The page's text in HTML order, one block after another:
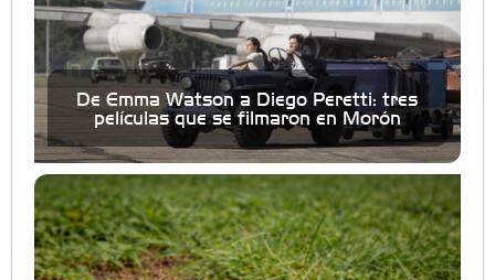
De Emma Watson a Diego Peretti: tres
películas que se filmaron en Morón